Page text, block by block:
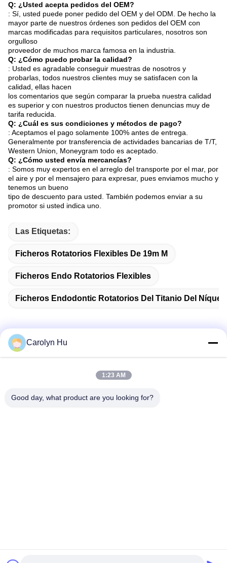
Q: ¿Usted acepta pedidos del OEM?
: Sí, usted puede poner pedido del OEM y del ODM. De hecho la
mayor parte de nuestros órdenes son pedidos del OEM con
marcas modificadas para requisitos particulares, nosotros son
orgulloso
proveedor de muchos marca famosa en la industria.
Q: ¿Cómo puedo probar la calidad?
: Usted es agradable conseguir muestras de nosotros y
probarlas, todos nuestros clientes muy se satisfacen con la
calidad, ellas hacen
los comentarios que según comparar la prueba nuestra calidad
es superior y con nuestros productos tienen denuncias muy de
tarifa reducida.
Q: ¿Cuál es sus condiciones y métodos de pago?
: Aceptamos el pago solamente 100% antes de entrega.
Generalmente por transferencia de actividades bancarias de T/T,
Western Union, Moneygram todo es aceptado.
Q: ¿Cómo usted envía mercancías?
: Somos muy expertos en el arreglo del transporte por el mar, por
el aire y por el mensajero para expresar, pues enviamos mucho y
tenemos un bueno
tipo de descuento para usted. También podemos enviar a su
promotor si usted indica uno.
Las Etiquetas:
Ficheros Rotatorios Flexibles De 19m M
Ficheros Endo Rotatorios Flexibles
Ficheros Endodontic Rotatorios Del Titanio Del Níquel
No. 2204, edificio A, avenida AUX. del cuadrado No.666
2021-2026 Chengdu Sani Medical Equipment Co., Ltd. Todo.
Carolyn Hu
1:23 AM
Good day, what product are you looking for?